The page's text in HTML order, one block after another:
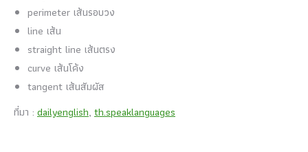
perimeter เส้นรอบวง
line เส้น
straight line เส้นตรง
curve เส้นโค้ง
tangent เส้นสัมผัส
ที่มา : dailyenglish, th.speaklanguages